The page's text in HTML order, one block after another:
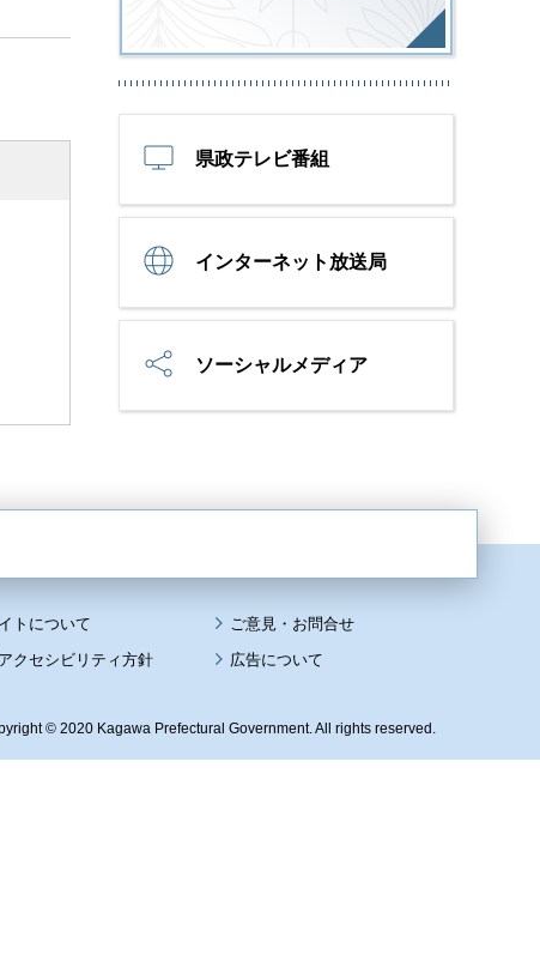
県政テレビ番組
インターネット放送局
ソーシャルメディア
トについて
クセシビリティ方針 広告について
© 2020 Kagawa Prefectural Government. All rights reserved.